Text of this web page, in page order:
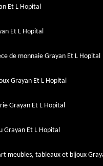
Et L Hopital
Et L Hopital
de monnaie Grayan Et L Hopital
Grayan Et L Hopital
Grayan Et L Hopital
Grayan Et L Hopital
meubles, tableaux et bijoux